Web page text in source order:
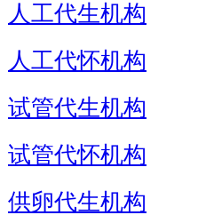
人工代生机构
人工代怀机构
试管代生机构
试管代怀机构
供卵代生机构